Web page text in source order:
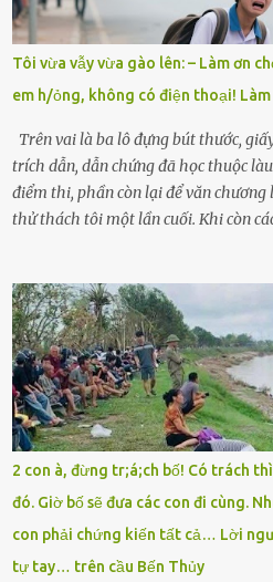
nên ông này bà nọ đó!” Trí có ba cô
cái tên mẹ đặt lúc còn sống, mong
giữa mùa đông. Nhưng hoa có đẹp
thì chỉ toàn đất sỏi đá và khốn khó.
Khoa Hà...
Tôi vừa vẫy vừa gào lên: – Làm ơn
em h/ỏng, không có điện thoại!
Trên vai là ba lô đựng bút thước,
trích dẫn, dẫn chứng đã học thuộc
điểm thi, phần còn lại để văn chương
thử thách tôi một lần cuối. Khi còn
sực nhớ – điện thoại đang sạc, sáng
đường thưa thớt người qua lại, tôi
Chú ơi, cháu đi thi, xe hỏng rồi! Làm
giúp cháu với, cháu không có điện
thì tăng ga tránh xa như né một kẻ
như một kẻ mất trí. Vô ích. 6h10. Còn
tôi chỉ có một lựa chọn duy nhất:
rút tờ giấy báo dự thi nhét túi áo,
Chạy không ngừng. Qua ngã...
2 con à, đừng tr;á;ch bố! Có trách
đó. Giờ bố sẽ đưa các con đi cùng.
con phải chứng kiến tất cả… Lời
tự tay… trên cầu Bến Thủy